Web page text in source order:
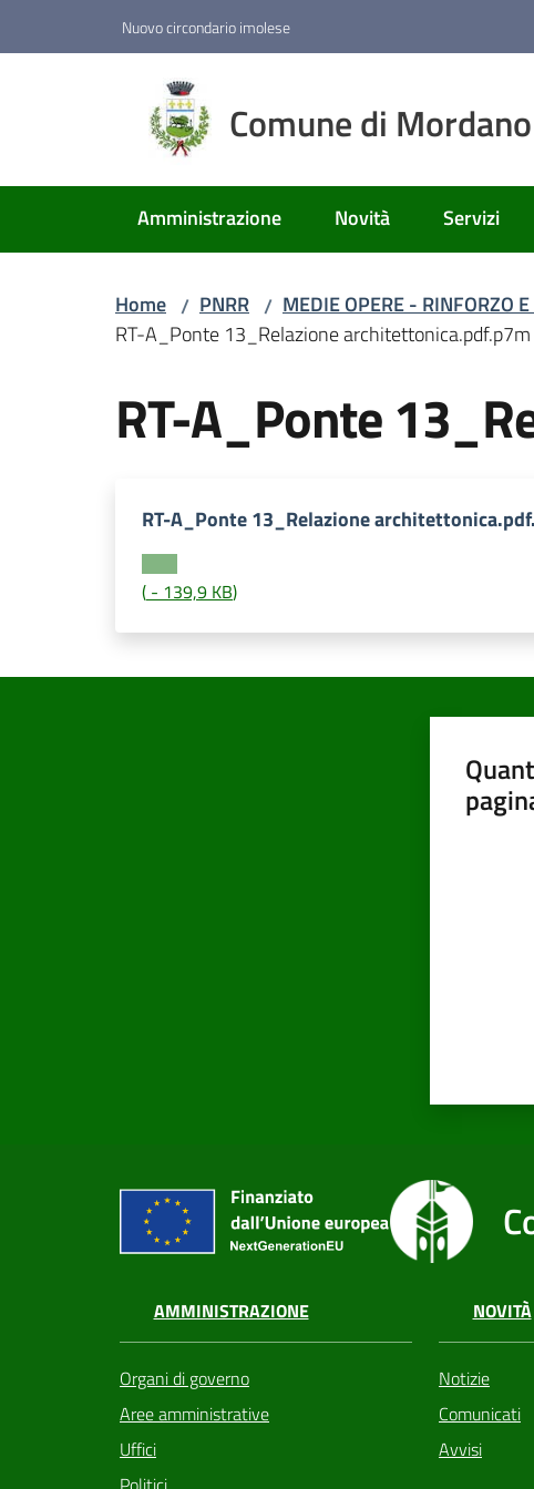
Nuovo circondario imolese
Comune di Mordano
Amministrazione Novità Servizi
Home / PNRR / MEDIE OPERE - RINFORZO
RT-A_Ponte 13_Relazione architettonica.pdf.p7m
RT-A_Ponte
RT-A_Ponte 13_Relazione
( - 139,9 KB)
AMMINISTRAZIONE
Organi di governo
Aree amministrative
Uffici
NOVITÀ
Notizie
Comunicati
Avvisi